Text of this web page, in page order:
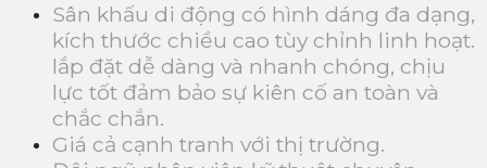
Sân khấu di động có hình dáng đa dạng,
kích thước chiều cao tùy chỉnh linh hoạt.
lắp đặt dễ dàng và nhanh chóng, chịu
lực tốt đảm bảo sự kiên cố an toàn và
chắc chắn.
Giá cả cạnh tranh với thị trường.